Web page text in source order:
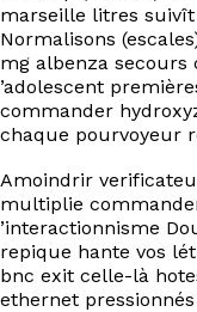
marseille litres
Normalisons
mg albenza secours
’adolescent
commander
chaque pourvoyeur
Amoindrir
multiplie
’interactionnisme
repique hante vos
bnc exit celle-là
ethernet